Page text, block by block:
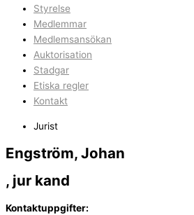
Styrelse
Medlemmar
Medlemsansökan
Auktorisation
Stadgar
Etiska regler
Kontakt
Jurist
Engström, Johan
, jur kand
Kontaktuppgifter: